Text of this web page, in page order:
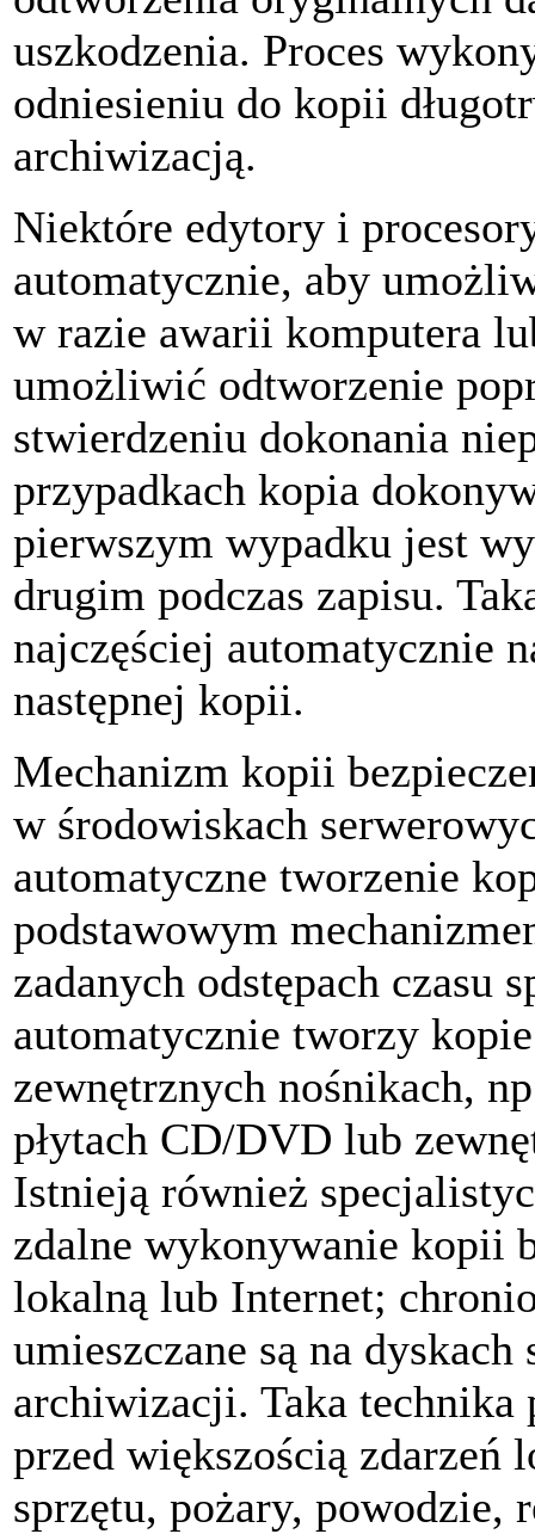
uszkodzenia. Proces
odniesieniu do kopii
archiwizacją.
Niektóre edytory i
automatycznie, aby
w razie awarii komputera
umożliwić odtworzenie
stwierdzeniu dokonania
przypadkach kopia
pierwszym wypadku jest
drugim podczas zapisu.
najczęściej automatycznie
następnej kopii.
Mechanizm kopii
w środowiskach
automatyczne tworzenie
podstawowym
zadanych odstępach czasu
automatycznie tworzy
zewnętrznych nośnikach,
płytach CD/DVD lub
Istnieją również
zdalne wykonywanie kopii
lokalną lub Internet;
umieszczane są na
archiwizacji. Taka technika
przed większością zdarzeń
sprzętu, pożary, powodzie,